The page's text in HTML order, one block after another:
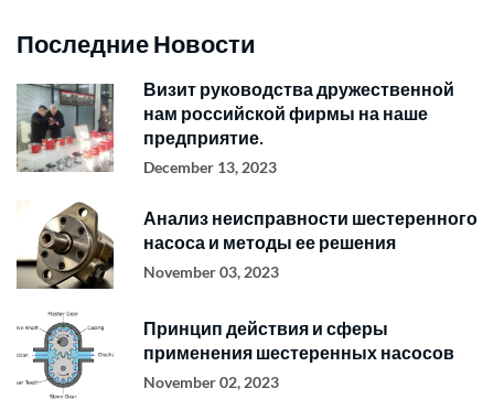
Последние Новости
Визит руководства дружественной
нам российской фирмы на наше
предприятие.
December 13, 2023
Анализ неисправности шестеренного
насоса и методы ее решения
November 03, 2023
Принцип действия и сферы
применения шестеренных насосов
November 02, 2023